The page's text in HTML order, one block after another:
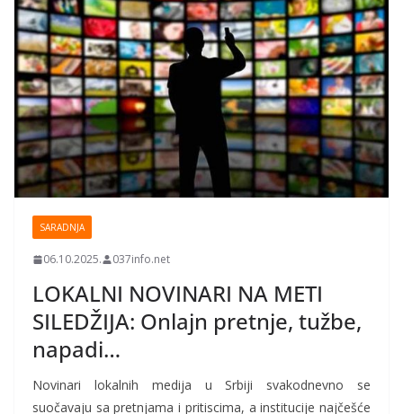
SARADNJA
06.10.2025. 037info.net
LOKALNI NOVINARI NA METI
SILEDŽIJA: Onlajn pretnje, tužbe,
napadi…
Novinari lokalnih medija u Srbiji svakodnevno se
suočavaju sa pretnjama i pritiscima, a institucije najčešće